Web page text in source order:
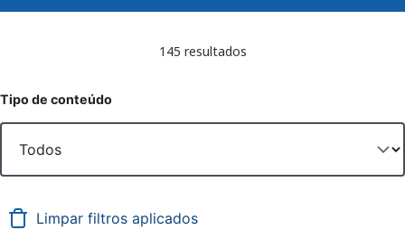
145 resultados
Tipo de conteúdo